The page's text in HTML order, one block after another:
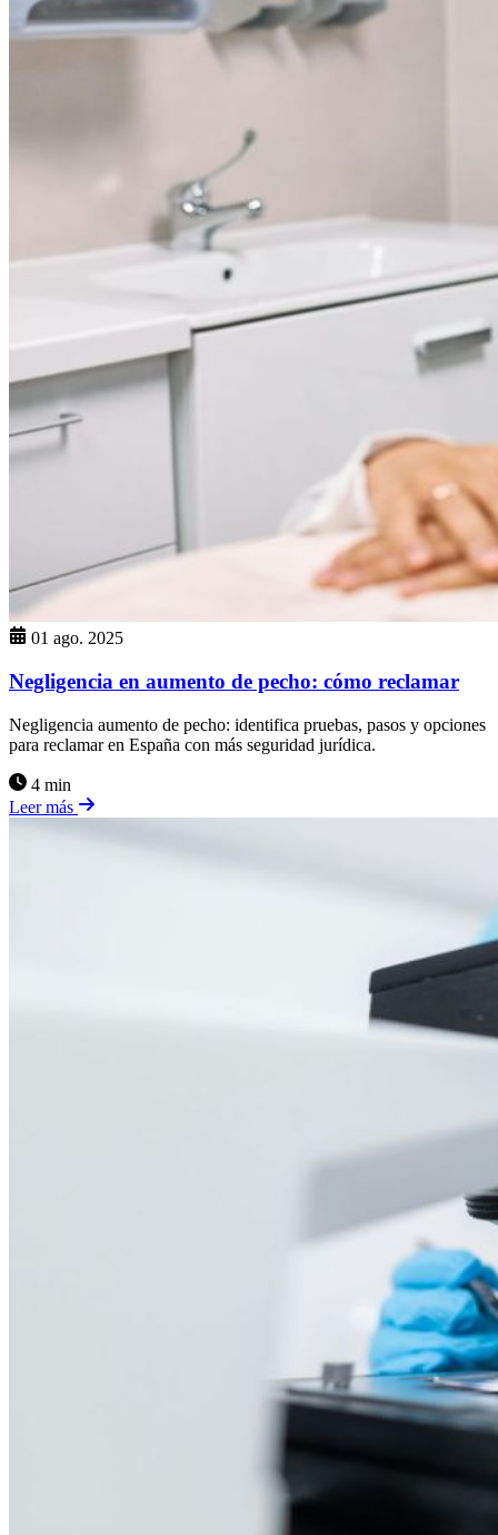
01 ago. 2025
Negligencia en aumento de pecho: cómo reclamar
Negligencia aumento de pecho: identifica pruebas, pasos y opciones
para reclamar en España con más seguridad jurídica.
4 min
Leer más